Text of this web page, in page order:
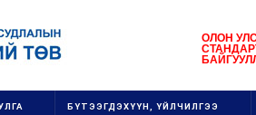
ОЛОН
БҮТЭЭГДЭХҮҮН, ҮЙЛЧИЛГЭЭ